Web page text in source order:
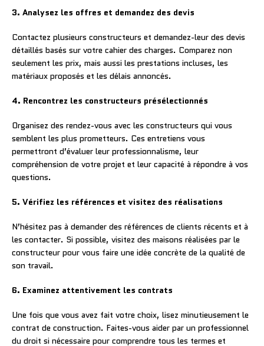
3. Analysez les offres et demandez des devis
Contactez plusieurs constructeurs et demandez-leur des devis
détaillés basés sur votre cahier des charges. Comparez non
seulement les prix, mais aussi les prestations incluses, les
matériaux proposés et les délais annoncés.
4. Rencontrez les constructeurs présélectionnés
Organisez des rendez-vous avec les constructeurs qui vous
semblent les plus prometteurs. Ces entretiens vous
permettront d’évaluer leur professionnalisme, leur
compréhension de votre projet et leur capacité à répondre à vos
questions.
5. Vérifiez les références et visitez des réalisations
N’hésitez pas à demander des références de clients récents et à
les contacter. Si possible, visitez des maisons réalisées par le
constructeur pour vous faire une idée concrète de la qualité de
son travail.
6. Examinez attentivement les contrats
Une fois que vous avez fait votre choix, lisez minutieusement le
contrat de construction. Faites-vous aider par un professionnel
du droit si nécessaire pour comprendre tous les termes et